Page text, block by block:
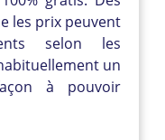
les prix peuvent
selon les
un
à pouvoir